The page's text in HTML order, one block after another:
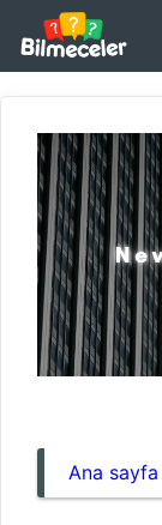
İçeriğe
atla
Ana sayfa